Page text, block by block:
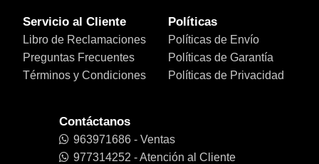
Servicio al Cliente
Libro de Reclamaciones
Preguntas Frecuentes
Términos y Condiciones
Políticas
Políticas de Envío
Políticas de Garantía
Políticas de Privacidad
Contáctanos
963971686 - Ventas
977314252 - Atención al Cliente